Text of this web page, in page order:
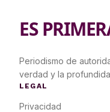
ES
Periodismo de
verdad y la
LEGAL
Privacidad